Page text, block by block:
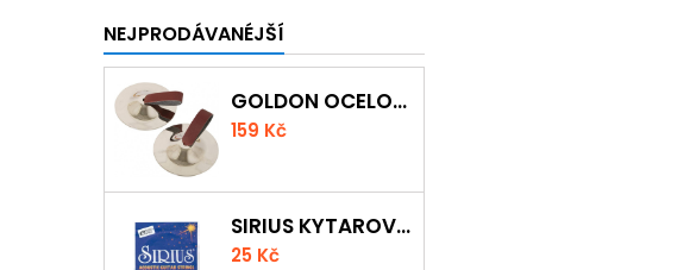
NEJPRODÁVANÉJŠÍ
GOLDON OCELOVÉ PRSTOVÉ ČINELKY
159 Kč
SIRIUS KYTAROVÁ STRUNA
25 Kč